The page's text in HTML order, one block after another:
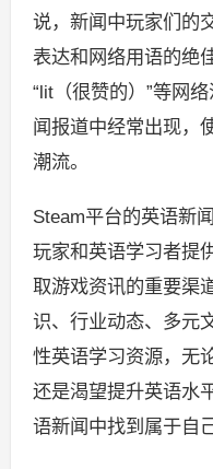
说，新闻中玩家们的
表达和网络用语的绝
“lit（很赞的）”等网
闻报道中经常出现，
潮流。
Steam平台的英语新
玩家和英语学习者提
取游戏资讯的重要渠
识、行业动态、多元
性英语学习资源，无
还是渴望提升英语水
语新闻中找到属于自